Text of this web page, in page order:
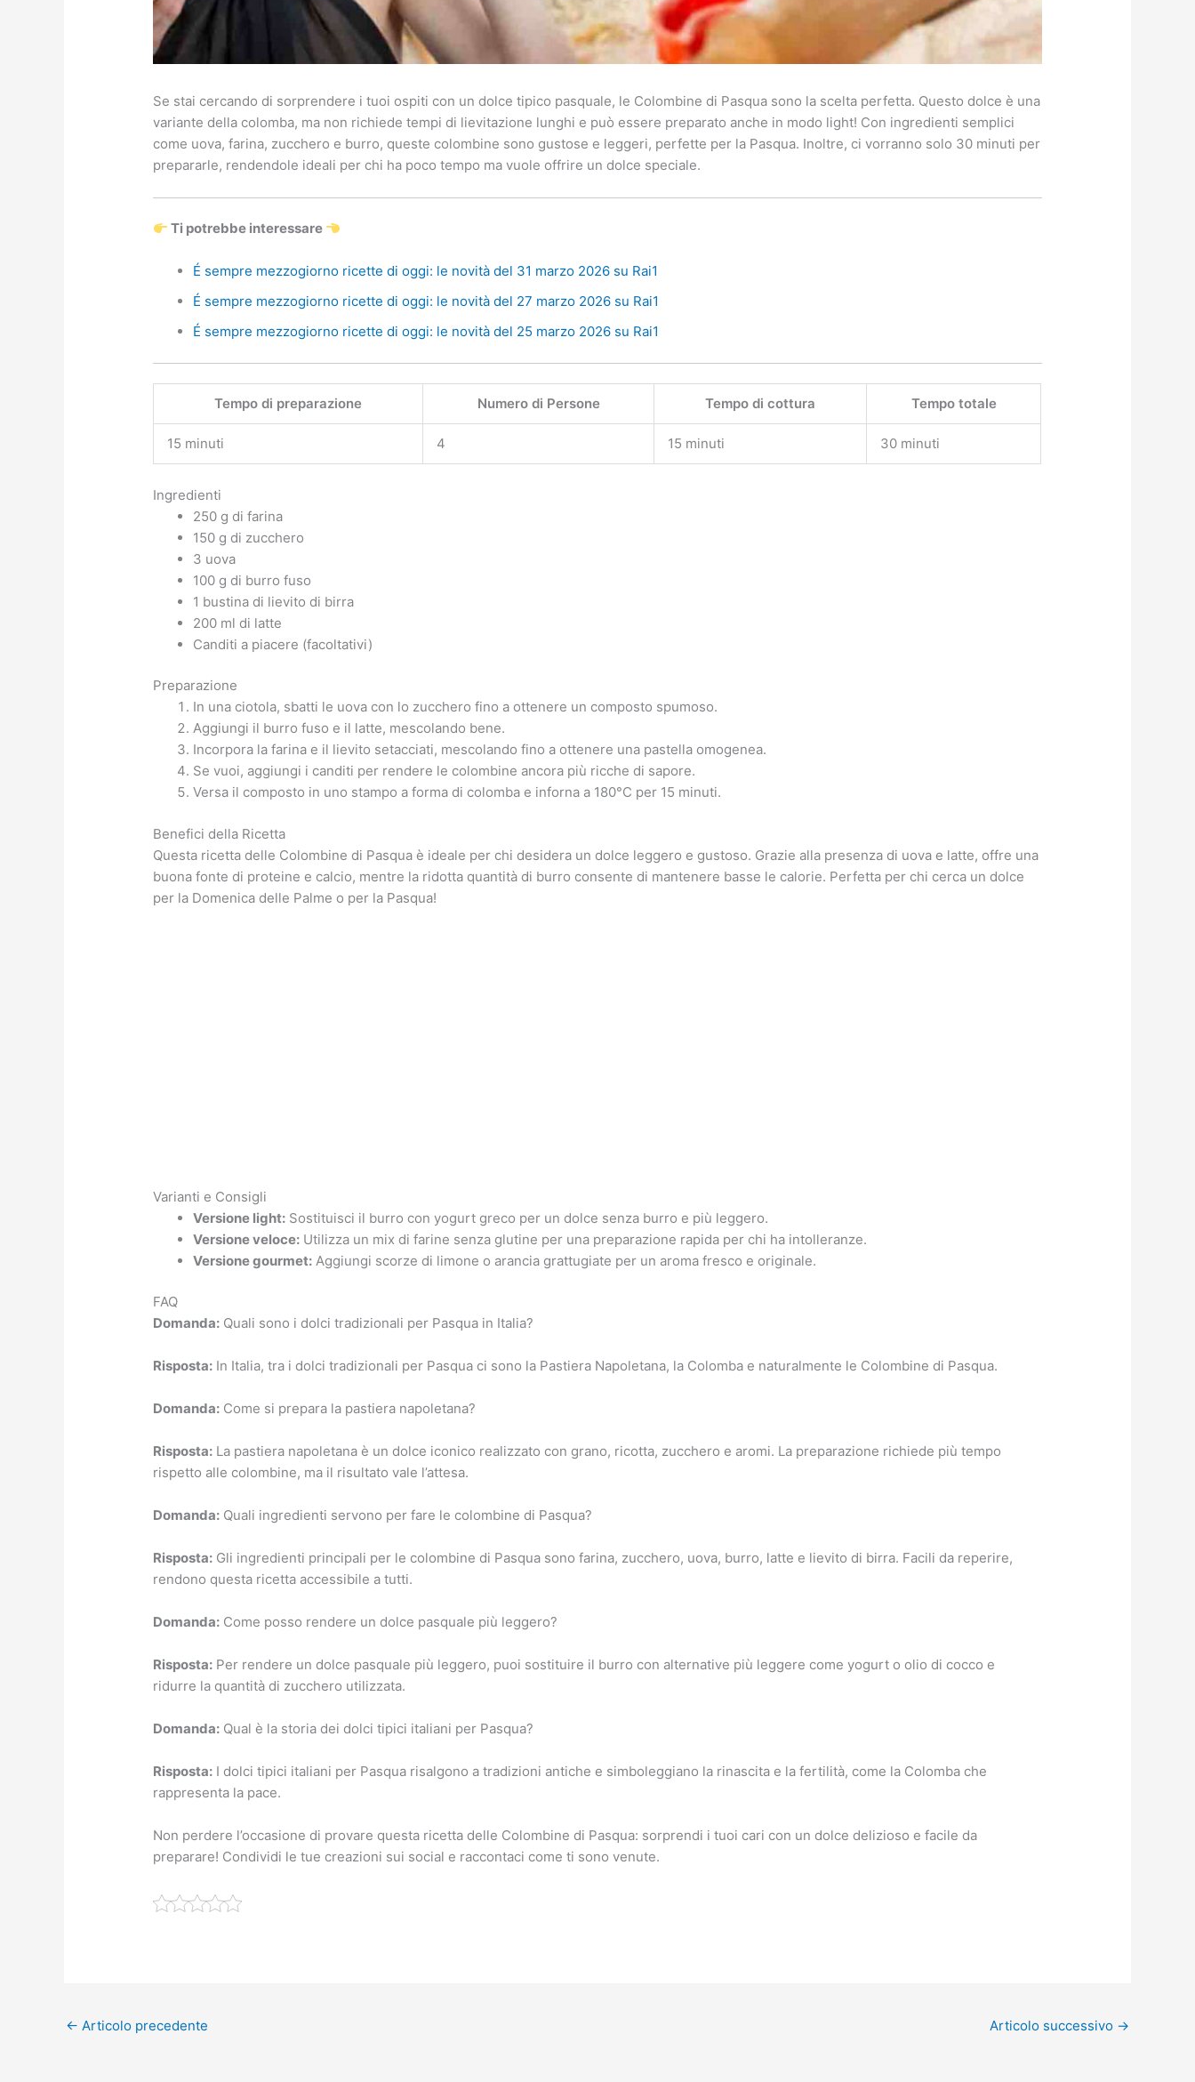
Se stai cercando di sorprendere i tuoi ospiti con un dolce tipico pasquale, le Colombine di Pasqua sono la scelta perfetta. Questo dolce è una
variante della colomba, ma non richiede tempi di lievitazione lunghi e può essere preparato anche in modo light! Con ingredienti semplici
come uova, farina, zucchero e burro, queste colombine sono gustose e leggeri, perfette per la Pasqua. Inoltre, ci vorranno solo 30 minuti per
prepararle, rendendole ideali per chi ha poco tempo ma vuole offrire un dolce speciale.
Ti potrebbe interessare
É sempre mezzogiorno ricette di oggi: le novità del 31 marzo 2026 su Rai1
É sempre mezzogiorno ricette di oggi: le novità del 27 marzo 2026 su Rai1
É sempre mezzogiorno ricette di oggi: le novità del 25 marzo 2026 su Rai1
Tempo di preparazione Numero di Persone Tempo di cottura Tempo totale
15 minuti 4 15 minuti 30 minuti
Ingredienti
250 g di farina
150 g di zucchero
3 uova
100 g di burro fuso
1 bustina di lievito di birra
200 ml di latte
Canditi a piacere (facoltativi)
Preparazione
In una ciotola, sbatti le uova con lo zucchero fino a ottenere un composto spumoso.
Aggiungi il burro fuso e il latte, mescolando bene.
Incorpora la farina e il lievito setacciati, mescolando fino a ottenere una pastella omogenea.
Se vuoi, aggiungi i canditi per rendere le colombine ancora più ricche di sapore.
Versa il composto in uno stampo a forma di colomba e inforna a 180°C per 15 minuti.
Benefici della Ricetta
Questa ricetta delle Colombine di Pasqua è ideale per chi desidera un dolce leggero e gustoso. Grazie alla presenza di uova e latte, offre una
buona fonte di proteine e calcio, mentre la ridotta quantità di burro consente di mantenere basse le calorie. Perfetta per chi cerca un dolce
per la Domenica delle Palme o per la Pasqua!
Varianti e Consigli
Versione light: Sostituisci il burro con yogurt greco per un dolce senza burro e più leggero.
Versione veloce: Utilizza un mix di farine senza glutine per una preparazione rapida per chi ha intolleranze.
Versione gourmet: Aggiungi scorze di limone o arancia grattugiate per un aroma fresco e originale.
FAQ
Domanda: Quali sono i dolci tradizionali per Pasqua in Italia?
Risposta: In Italia, tra i dolci tradizionali per Pasqua ci sono la Pastiera Napoletana, la Colomba e naturalmente le Colombine di Pasqua.
Domanda: Come si prepara la pastiera napoletana?
Risposta: La pastiera napoletana è un dolce iconico realizzato con grano, ricotta, zucchero e aromi. La preparazione richiede più tempo
rispetto alle colombine, ma il risultato vale l’attesa.
Domanda: Quali ingredienti servono per fare le colombine di Pasqua?
Risposta: Gli ingredienti principali per le colombine di Pasqua sono farina, zucchero, uova, burro, latte e lievito di birra. Facili da reperire,
rendono questa ricetta accessibile a tutti.
Domanda: Come posso rendere un dolce pasquale più leggero?
Risposta: Per rendere un dolce pasquale più leggero, puoi sostituire il burro con alternative più leggere come yogurt o olio di cocco e
ridurre la quantità di zucchero utilizzata.
Domanda: Qual è la storia dei dolci tipici italiani per Pasqua?
Risposta: I dolci tipici italiani per Pasqua risalgono a tradizioni antiche e simboleggiano la rinascita e la fertilità, come la Colomba che
rappresenta la pace.
Non perdere l’occasione di provare questa ricetta delle Colombine di Pasqua: sorprendi i tuoi cari con un dolce delizioso e facile da
preparare! Condividi le tue creazioni sui social e raccontaci come ti sono venute.
← Articolo precedente Articolo successivo →